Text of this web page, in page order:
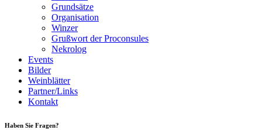
Grundsätze
Organisation
Winzer
Grußwort der Proconsules
Nekrolog
Events
Bilder
Weinblätter
Partner/Links
Kontakt
Haben Sie Fragen?